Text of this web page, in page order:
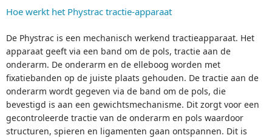
Hoe werkt het Phystrac tractie-apparaat
De Phystrac is een mechanisch werkend tractieapparaat. Het
apparaat geeft via een band om de pols, tractie aan de
onderarm. De onderarm en de elleboog worden met
fixatiebanden op de juiste plaats gehouden. De tractie aan de
onderarm wordt gegeven via de band om de pols, die
bevestigd is aan een gewichtsmechanisme. Dit zorgt voor een
gecontroleerde tractie van de onderarm en pols waardoor
structuren, spieren en ligamenten gaan ontspannen. Dit is